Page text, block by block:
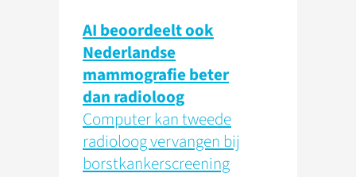
AI beoordeelt ook
Nederlandse
mammografie beter
dan radioloog
Computer kan tweede
radioloog vervangen bij
borstkankerscreening